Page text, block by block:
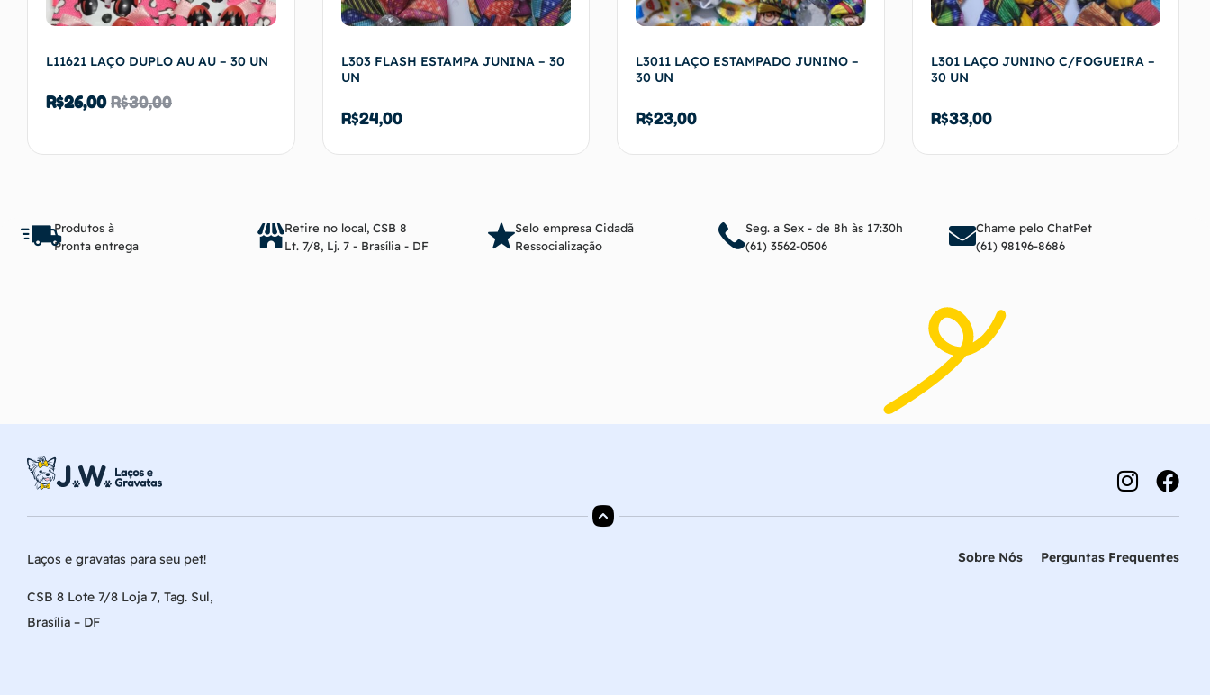
L11621 LAÇO DUPLO AU AU – 30 UN
R$30,00
R$26,00
L303 FLASH ESTAMPA JUNINA – 30
UN
R$24,00
Adicionar ao carrinho
L3011 LAÇO ESTAMPADO JUNINO –
30 UN
R$23,00
Adicionar ao carrinho
L301 LAÇO JUNINO C/FOGUEIRA –
30 UN
R$33,00
Adicionar ao carrinho
Produtos à
Pronta entrega
Retire no local, CSB 8
Lt. 7/8, Lj. 7 - Brasília - DF
Selo empresa Cidadã
Ressocialização
Seg. a Sex - de 8h às 17:30h
(61) 3562-0506
Chame pelo ChatPet
(61) 98196-8686
Laços e gravatas para seu pet!
CSB 8 Lote 7/8 Loja 7, Tag. Sul,
Brasília – DF
Sobre Nós Perguntas Frequentes